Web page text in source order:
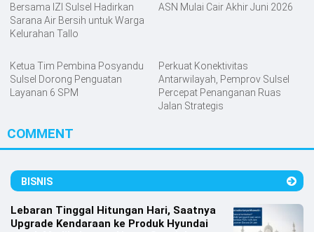
Bersama IZI Sulsel Hadirkan
Sarana Air Bersih untuk Warga
Kelurahan Tallo
ASN Mulai Cair Akhir Juni 2026
Ketua Tim Pembina Posyandu
Sulsel Dorong Penguatan
Layanan 6 SPM
Perkuat Konektivitas
Antarwilayah, Pemprov Sulsel
Percepat Penanganan Ruas
Jalan Strategis
COMMENT
BISNIS
Lebaran Tinggal Hitungan Hari, Saatnya
Upgrade Kendaraan ke Produk Hyundai